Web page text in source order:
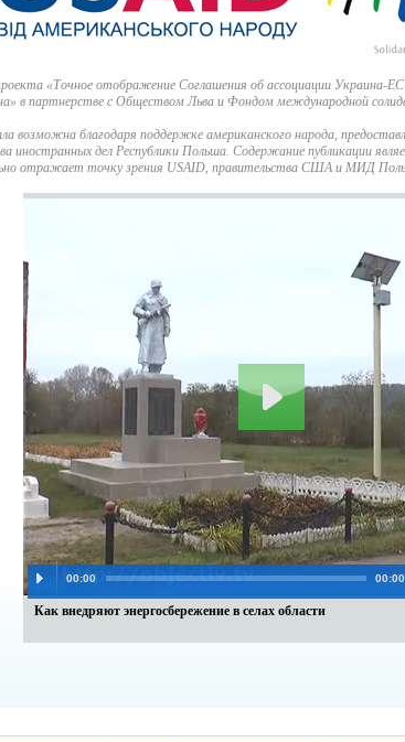
«Точное отображение Соглашения об ассоциации Украина-
в партнерстве с Обществом Льва и Фондом международной
возможна благодаря поддержке американского народа,
иностранных дел Республики Польша. Содержание публикации
отражает точку зрения USAID, правительства США и МИД
00:00 00:00
Как внедряют энергосбережение в селах области